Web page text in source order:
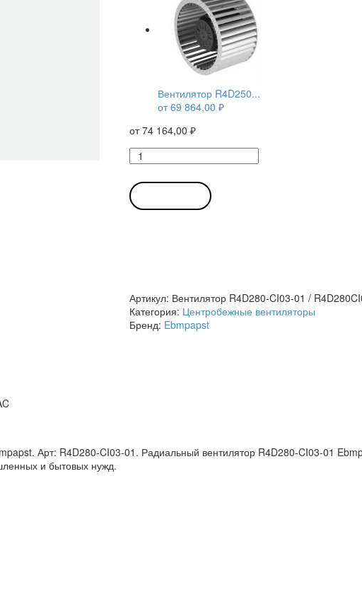
Вентилятор R4D250...
от69 864,00 ₽
от74 164,00 ₽
Количество
товара
Вентилятор
R4D280-
CI03-
Артикул: Вентилятор R4D280-CI03-01 /
Категория: Центробежные вентиляторы
Бренд: Ebmpapst
Арт: R4D280-CI03-01. Радиальный вентилятор R4D280-CI03-01
и бытовых нужд.